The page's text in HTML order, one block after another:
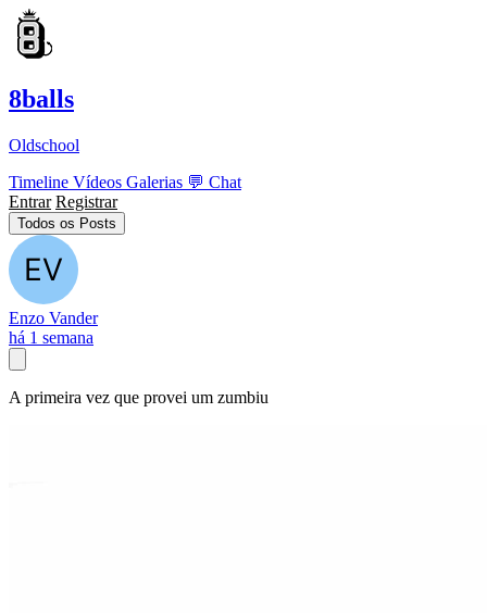
8balls
Oldschool
Timeline Vídeos Galerias 💬 Chat
Entrar Registrar
Todos os Posts
Enzo Vander
há 1 semana
A primeira vez que provei um zumbiu